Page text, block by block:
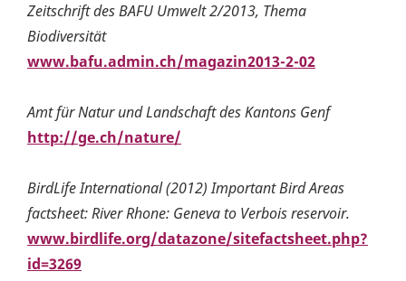
Zeitschrift des BAFU Umwelt 2/2013, Thema
Biodiversität
www.bafu.admin.ch/magazin2013-2-02
Amt für Natur und Landschaft des Kantons Genf
http://ge.ch/nature/
BirdLife International (2012) Important Bird Areas
factsheet: River Rhone: Geneva to Verbois reservoir.
www.birdlife.org/datazone/sitefactsheet.php?
id=3269